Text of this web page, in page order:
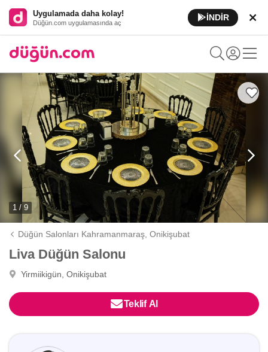
Uygulamada daha kolay!
Düğün.com uygulamasında aç
İNDİR
1 / 9
Düğün Salonları Kahramanmaraş,Onikişubat
Liva Düğün Salonu
Yirmiikigün, Onikişubat
Teklif Al